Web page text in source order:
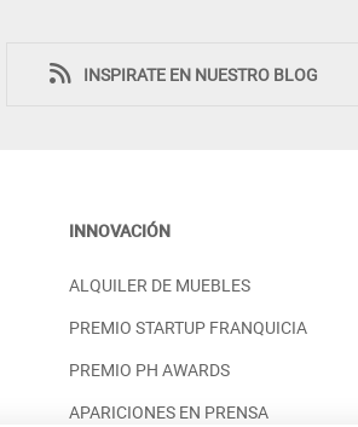
A ELEGIR
DORMITORIOS DE DISEÑO
PRECIO DESDE: 1.198,00 €
INSPIRATE EN NUESTRO BLOG
INNOVACIÓN
ALQUILER DE MUEBLES
PREMIO STARTUP FRANQUICIA
PREMIO PH AWARDS
APARICIONES EN PRENSA